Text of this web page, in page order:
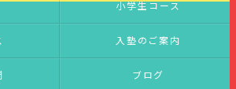
小学生コース
入塾のご案内
ブログ